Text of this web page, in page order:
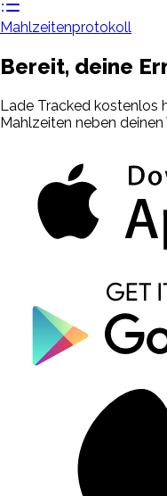
Mahlzeitenprotokoll
Bereit, deine
Lade Tracked kostenlos
Mahlzeiten neben